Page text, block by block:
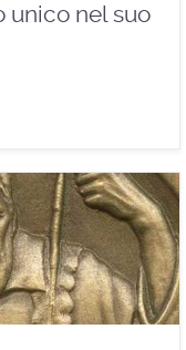
unico nel suo